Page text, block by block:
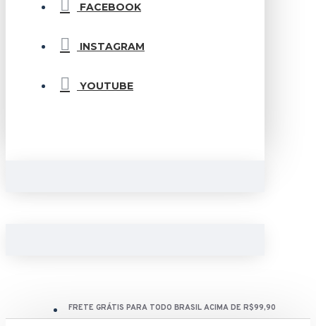
FACEBOOK
INSTAGRAM
YOUTUBE
FRETE GRÁTIS PARA TODO BRASIL ACIMA DE R$99,90